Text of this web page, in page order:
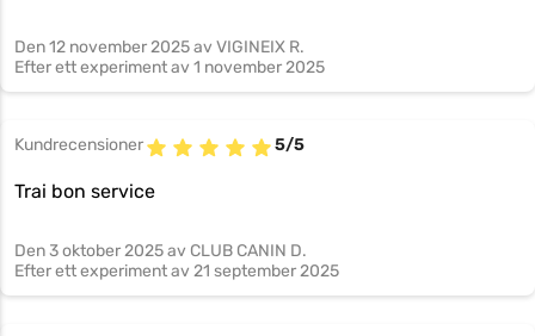
Den12 november 2025av VIGINEIX R.
Efter ett experiment av 1 november 2025
Kundrecensioner 5/5
Trai bon service
Den3 oktober 2025av CLUB CANIN D.
Efter ett experiment av 21 september 2025